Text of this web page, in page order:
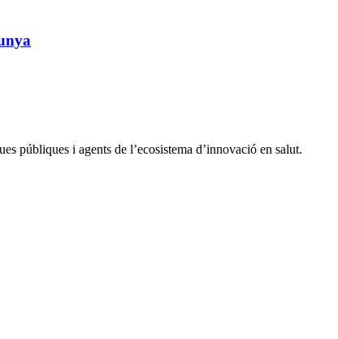
públiques i agents de l’ecosistema d’innovació en salut.